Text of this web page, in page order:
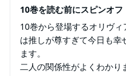
10巻を読む前にスピンオフ
10巻から登場するオリヴ
は推しが尊すぎて今日も
ます。
二人の関係性がよくわかり